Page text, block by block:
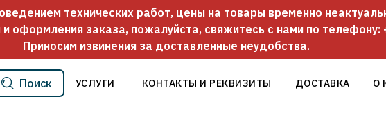
технических работ, цены на товары временно
и оформления заказа, пожалуйста, свяжитесь с нами по телефону:
Приносим извинения за доставленные неудобства.
Поиск УСЛУГИ КОНТАКТЫ И РЕКВИЗИТЫ ДОСТАВКА О